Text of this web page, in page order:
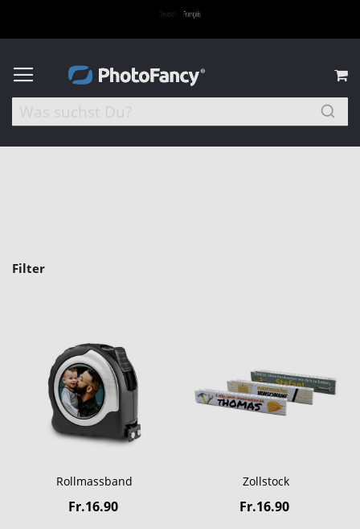
Filter
Rollmassband
Fr.16.90
Zollstock
Fr.16.90